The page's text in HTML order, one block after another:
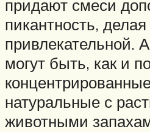
придают смеси
пикантность,
привлекательной.
могут быть, как и
натуральные с
животными